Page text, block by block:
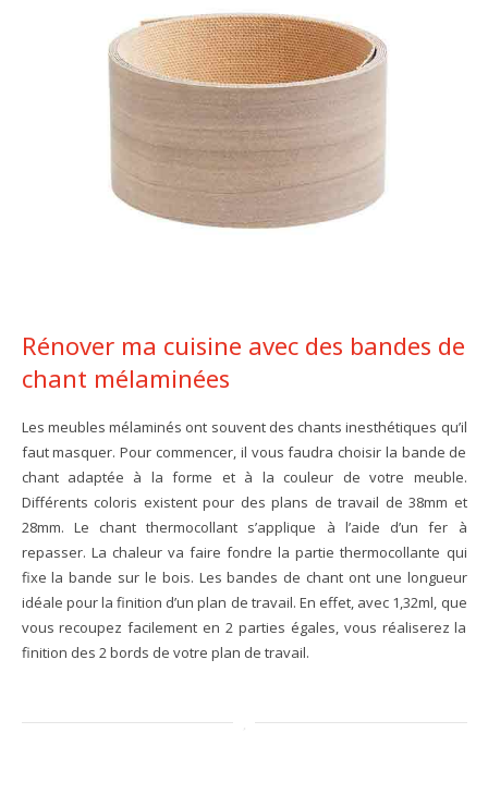
Rénover ma cuisine avec des bandes de
chant mélaminées
Les meubles mélaminés ont souvent des chants inesthétiques qu’il
faut masquer. Pour commencer, il vous faudra choisir la bande de
chant adaptée à la forme et à la couleur de votre meuble.
Différents coloris existent pour des plans de travail de 38mm et
28mm. Le chant thermocollant s’applique à l’aide d’un fer à
repasser. La chaleur va faire fondre la partie thermocollante qui
fixe la bande sur le bois. Les bandes de chant ont une longueur
idéale pour la finition d’un plan de travail. En effet, avec 1,32ml, que
vous recoupez facilement en 2 parties égales, vous réaliserez la
finition des 2 bords de votre plan de travail.